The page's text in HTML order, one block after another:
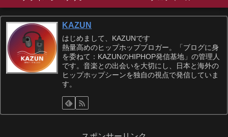
KAZUN
はじめまして、KAZUNです
熱量高めのヒップホップブロガー。「ブログに身
を委ねて：KAZUNのHIPHOP発信基地」の管理人
です。音楽との出会いを大切にし、日本と海外の
ヒップホップシーンを独自の視点で発信していま
す。